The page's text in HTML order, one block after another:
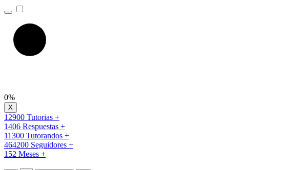
0%
12900 Tutorias +
1406 Respuestas +
11300 Tutorandos +
464200 Seguidores +
152 Meses +